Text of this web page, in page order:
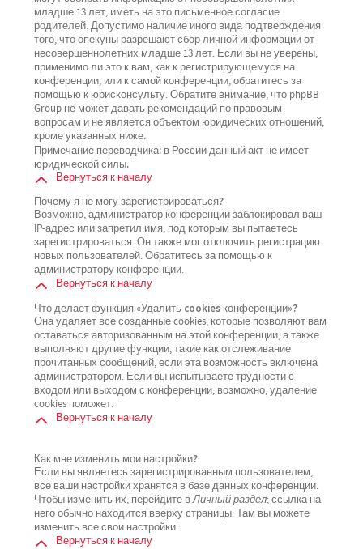
младше 13 лет, иметь на это письменное согласие
родителей. Допустимо наличие иного вида подтверждения
того, что опекуны разрешают сбор личной информации от
несовершеннолетних младше 13 лет. Если вы не уверены,
применимо ли это к вам, как к регистрирующемуся на
конференции, или к самой конференции, обратитесь за
помощью к юрисконсульту. Обратите внимание, что phpBB
Group не может давать рекомендаций по правовым
вопросам и не является объектом юридических отношений,
кроме указанных ниже.
Примечание переводчика: в России данный акт не имеет
юридической силы.
Вернуться к началу
Почему я не могу зарегистрироваться?
Возможно, администратор конференции заблокировал ваш
IP-адрес или запретил имя, под которым вы пытаетесь
зарегистрироваться. Он также мог отключить регистрацию
новых пользователей. Обратитесь за помощью к
администратору конференции.
Вернуться к началу
Что делает функция «Удалить cookies конференции»?
Она удаляет все созданные cookies, которые позволяют вам
оставаться авторизованным на этой конференции, а также
выполняют другие функции, такие как отслеживание
прочитанных сообщений, если эта возможность включена
администратором. Если вы испытываете трудности с
входом или выходом с конференции, возможно, удаление
cookies поможет.
Вернуться к началу
Как мне изменить мои настройки?
Если вы являетесь зарегистрированным пользователем,
все ваши настройки хранятся в базе данных конференции.
Чтобы изменить их, перейдите вЛичный раздел; ссылка на
него обычно находится вверху страницы. Там вы можете
изменить все свои настройки.
Вернуться к началу